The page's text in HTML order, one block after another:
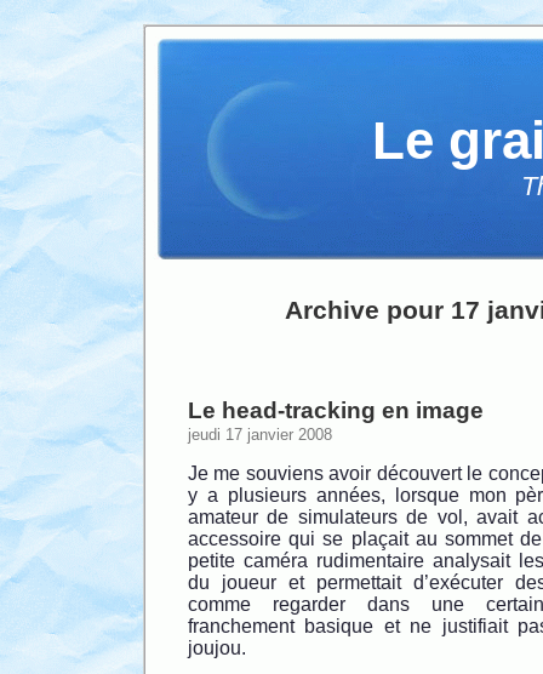
Le
Archive pour 17
Le head-tracking en image
jeudi 17 janvier 2008
Je me souviens avoir découvert le
y a plusieurs années, lorsque mon
amateur de simulateurs de vol, avait
accessoire qui se plaçait au sommet
petite caméra rudimentaire analysait
du joueur et permettait d’exécuter
comme regarder dans une
franchement basique et ne justifiait
joujou.